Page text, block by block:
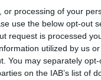
or processing of your
use the below opt-out
request is processed
utilized by us
You may separately
on the IAB’s list of